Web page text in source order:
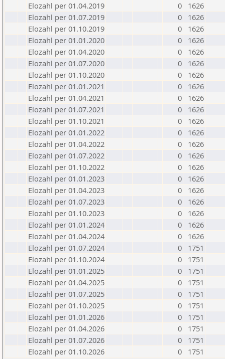
Elozahl per 01.04.2019
0
1626
Elozahl per 01.07.2019
0
1626
Elozahl per 01.10.2019
0
1626
Elozahl per 01.01.2020
0
1626
Elozahl per 01.04.2020
0
1626
Elozahl per 01.07.2020
0
1626
Elozahl per 01.10.2020
0
1626
Elozahl per 01.01.2021
0
1626
Elozahl per 01.04.2021
0
1626
Elozahl per 01.07.2021
0
1626
Elozahl per 01.10.2021
0
1626
Elozahl per 01.01.2022
0
1626
Elozahl per 01.04.2022
0
1626
Elozahl per 01.07.2022
0
1626
Elozahl per 01.10.2022
0
1626
Elozahl per 01.01.2023
0
1626
Elozahl per 01.04.2023
0
1626
Elozahl per 01.07.2023
0
1626
Elozahl per 01.10.2023
0
1626
Elozahl per 01.01.2024
0
1626
Elozahl per 01.04.2024
0
1626
Elozahl per 01.07.2024
0
1751
Elozahl per 01.10.2024
0
1751
Elozahl per 01.01.2025
0
1751
Elozahl per 01.04.2025
0
1751
Elozahl per 01.07.2025
0
1751
Elozahl per 01.10.2025
0
1751
Elozahl per 01.01.2026
0
1751
Elozahl per 01.04.2026
0
1751
Elozahl per 01.07.2026
0
1751
Elozahl per 01.10.2026
0 1751